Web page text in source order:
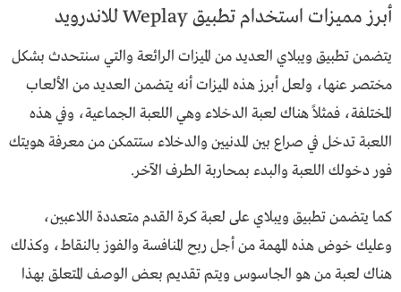
أبرز مميزات استخدام تطبيق Weplay للاندرويد
يتضمن تطبيق ويبلاي العديد من الميزات الرائعة والتي سنتحدث بشكل
مختصر عنها، ولعل أبرز هذه الميزات أنه يتضمن العديد من الألعاب
المختلفة، فمثلاً هناك لعبة الدخلاء وهي اللعبة الجماعية، وفي هذه
اللعبة تدخل في صراع بين المدنيين والدخلاء ستتمكن من معرفة هويتك
فور دخولك اللعبة والبدء بمحاربة الطرف الآخر.
كما يتضمن تطبيق ويبلاي على لعبة كرة القدم متعددة اللاعبين،
وعليك خوض هذه المهمة من أجل ربح المنافسة والفوز بالنقاط، وكذلك
هناك لعبة من هو الجاسوس ويتم تقديم بعض الوصف المتعلق بهذا